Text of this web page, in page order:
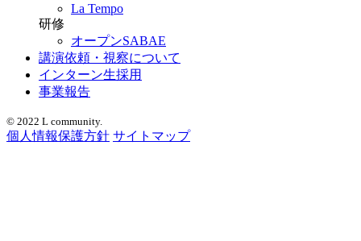
La Tempo
研修
オープンSABAE
講演依頼・視察について
インターン生採用
事業報告
© 2022 L community.
個人情報保護方針 サイトマップ